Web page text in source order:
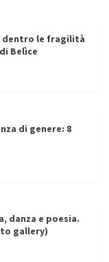
dentro le fragilità
Belìce
di genere: 8
danza e poesia.
gallery)